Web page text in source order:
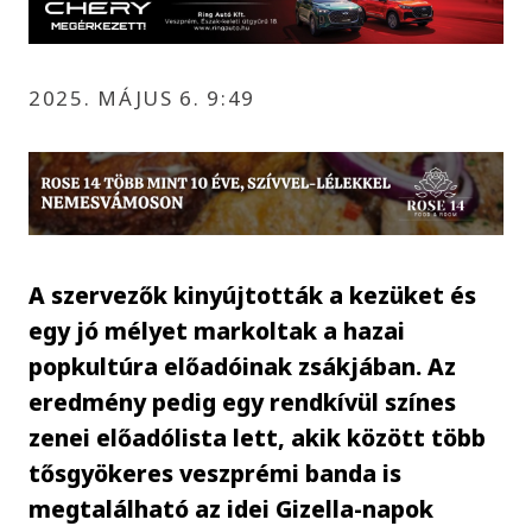
2025. MÁJUS 6. 9:49
A szervezők kinyújtották a kezüket és
egy jó mélyet markoltak a hazai
popkultúra előadóinak zsákjában. Az
eredmény pedig egy rendkívül színes
zenei előadólista lett, akik között több
tősgyökeres veszprémi banda is
megtalálható az idei Gizella-napok